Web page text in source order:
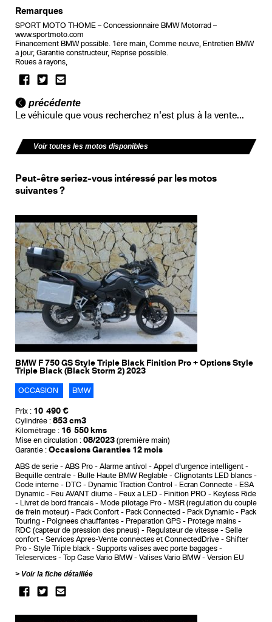
Remarques
SPORT MOTO THOME – Concessionnaire BMW Motorrad –
www.sportmoto.com
Financement BMW possible. 1ère main, Comme neuve, Entretien BMW
à jour, Garantie constructeur, Reprise possible.
Roues à rayons,
précédente
Le véhicule que vous recherchez n'est plus à la vente...
Voir toutes les motos disponibles
Peut-être seriez-vous intéressé par les motos
suivantes ?
BMW F 750 GS Style Triple Black Finition Pro + Options Style
Triple Black (Black Storm 2) 2023
OCCASION BMW
Prix : 10 490 €
Cylindrée : 853 cm3
Kilométrage : 16 550 kms
Mise en circulation : 08/2023 (première main)
Garantie : Occasions Garanties 12 mois
ABS de serie ABS Pro Alarme antivol
Appel d'urgence intelligent
Bequille centrale
Bulle Haute BMW Reglable
Clignotants LED blancs
Code interne
DTC - Dynamic Traction Control Ecran Connecte
ESA
Dynamic
Feu AVANT diurne Feux a LED Finition PRO
Keyless Ride
Livret de bord francais
Mode pilotage Pro
MSR (regulation du couple
de frein moteur)
Pack Confort Pack Connected Pack Dynamic
Pack
Touring
Poignees chauffantes Preparation GPS
Protege mains
RDC (capteur de pression des pneus)
Regulateur de vitesse
Selle
confort
Services Apres-Vente connectes et ConnectedDrive
Shifter
Pro
Style Triple black
Supports valises avec porte bagages
Teleservices
Top Case Vario BMW Valises Vario BMW
Version EU
Voir la fiche détaillée